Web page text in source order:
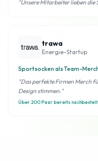
"Unsere Mitarbeiter lieben die
trawa
Energie-Startup
Sportsocken als Team-
"Das perfekte Firmen Merch
Design stimmen."
Über 200 Paar bereits